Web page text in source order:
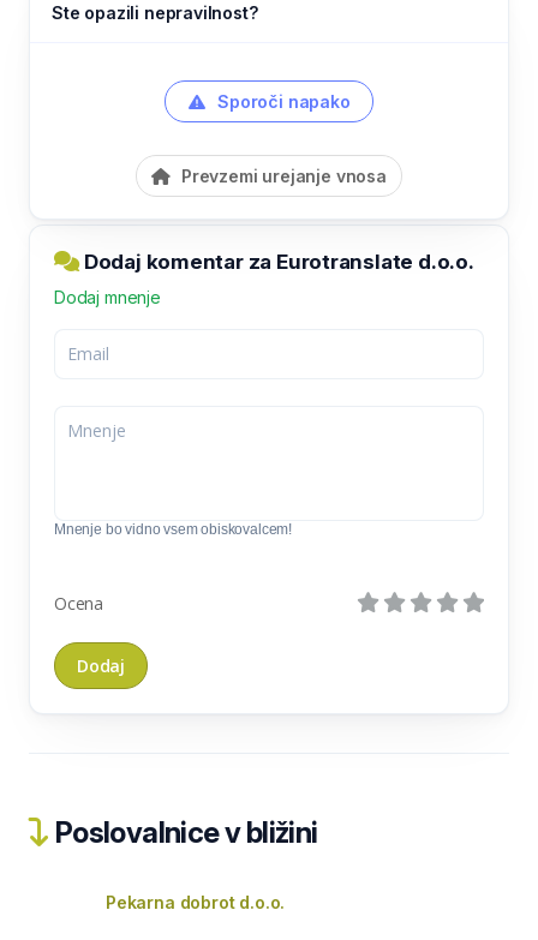
Ste opazili nepravilnost?
Sporoči napako
Prevzemi urejanje vnosa
Dodaj komentar za Eurotranslate d.o.o.
Dodaj mnenje
Mnenje bo vidno vsem obiskovalcem!
Ocena
Poslovalnice v bližini
Pekarna dobrot d.o.o.